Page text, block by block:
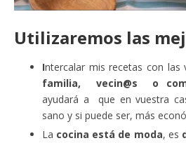
Utilizaremos las
Intercalar mis recetas con las
familia, vecin@s o
ayudará a que en vuestra
sano y si puede ser, más
La cocina está de moda, es